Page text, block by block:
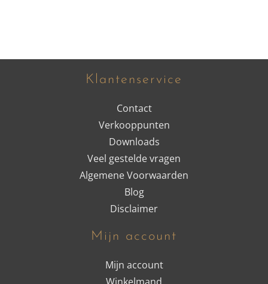
Klantenservice
Contact
Verkooppunten
Downloads
Veel gestelde vragen
Algemene Voorwaarden
Blog
Disclaimer
Mijn account
Mijn account